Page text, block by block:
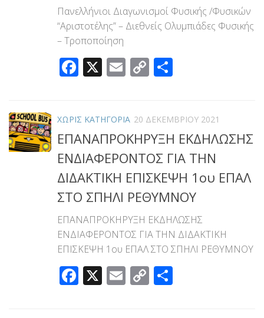
Πανελλήνιοι Διαγωνισμοί Φυσικής /Φυσικών
“Αριστοτέλης” – Διεθνείς Ολυμπιάδες Φυσικής
– Τροποποίηση
Facebook
X Email
Copy
ΧΩΡΊΣ ΚΑΤΗΓΟΡΊΑ 20 ΔΕΚΕΜΒΡΊΟΥ 2021
ΕΠΑΝΑΠΡΟΚΗΡΥΞΗ ΕΚΔHΛΩΣΗΣ
ΕΝΔΙΑΦΕΡΟΝΤΟΣ ΓΙΑ ΤΗΝ
ΔΙΔΑΚΤΙΚΗ ΕΠΙΣΚΕΨΗ 1ου ΕΠΑΛ
ΣΤΟ ΣΠΗΛΙ ΡΕΘΥΜΝΟΥ
ΕΠΑΝΑΠΡΟΚΗΡΥΞΗ ΕΚΔHΛΩΣΗΣ
ΕΝΔΙΑΦΕΡΟΝΤΟΣ ΓΙΑ ΤΗΝ ΔΙΔΑΚΤΙΚΗ
ΕΠΙΣΚΕΨΗ 1ου ΕΠΑΛ ΣΤΟ ΣΠΗΛΙ ΡΕΘΥΜΝΟΥ
Facebook
X Email
Copy